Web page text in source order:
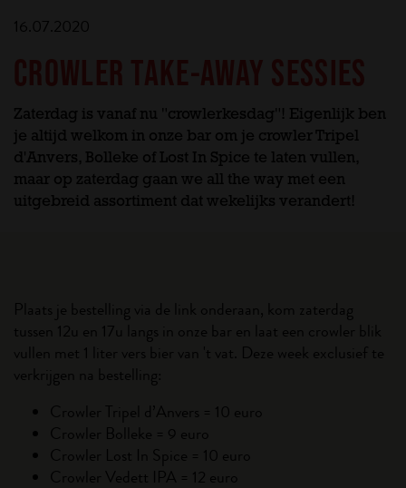
16.07.2020
Zaterdag is vanaf nu "crowlerkesdag"! Eigenlijk ben
je altijd welkom in onze bar om je crowler Tripel
d'Anvers, Bolleke of Lost In Spice te laten vullen,
maar op zaterdag gaan we all the way met een
uitgebreid assortiment dat wekelijks verandert!
Plaats je bestelling via de link onderaan, kom zaterdag
tussen 12u en 17u langs in onze bar en laat een crowler blik
vullen met 1 liter vers bier van 't vat. Deze week exclusief te
verkrijgen na bestelling:
Crowler Tripel d’Anvers = 10 euro
Crowler Bolleke = 9 euro
Crowler Lost In Spice = 10 euro
Crowler Vedett IPA = 12 euro